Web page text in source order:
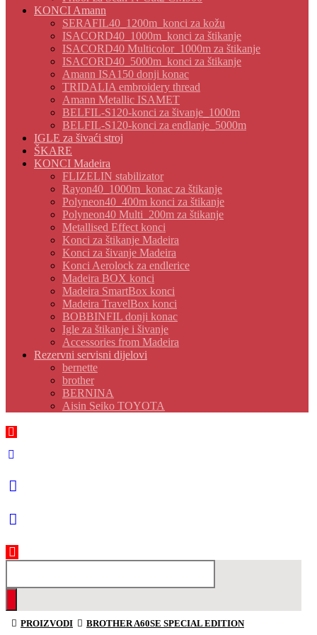
KONCI Amann
SERAFIL40_1200m_konci za kožu
ISACORD40_1000m_konci za štikanje
ISACORD40 Multicolor_1000m za štikanje
ISACORD40_5000m_konci za štikanje
Amann ISA150 donji konac
TRIDALIA embroidery thread
Amann Metallic ISAMET
BELFIL-S120-konci za šivanje_1000m
BELFIL-S120-konci za endlanje_5000m
IGLE za šivaći stroj
ŠKARE
KONCI Madeira
FLIZELIN stabilizator
Rayon40_1000m_konac za štikanje
Polyneon40_400m konci za štikanje
Polyneon40 Multi_200m za štikanje
Metallised Effect konci
Konci za štikanje Madeira
Konci za šivanje Madeira
Konci Aerolock za endlerice
Madeira BOX konci
Madeira SmartBox konci
Madeira TravelBox konci
BOBBINFIL donji konac
Igle za štikanje i šivanje
Accessories from Madeira
Rezervni servisni dijelovi
bernette
brother
BERNINA
Aisin Seiko TOYOTA
PROIZVODI BROTHER A60SE SPECIAL EDITION